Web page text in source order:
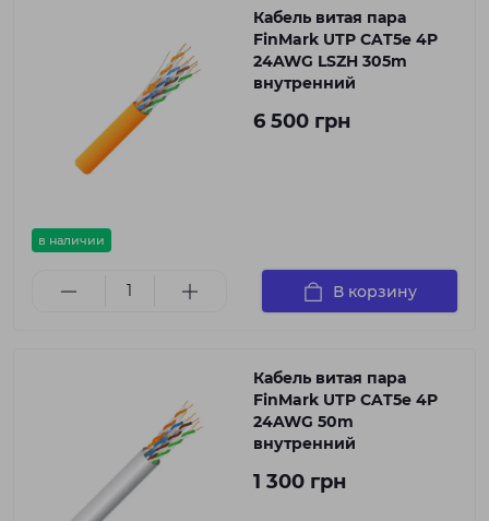
в наличии
Кабель витая пара
FinMark UTP CAT5e 4P
24AWG LSZH 305m
внутренний
6 500 грн
В корзину
Кабель витая пара
FinMark UTP CAT5e 4P
24AWG 50m
внутренний
1 300 грн